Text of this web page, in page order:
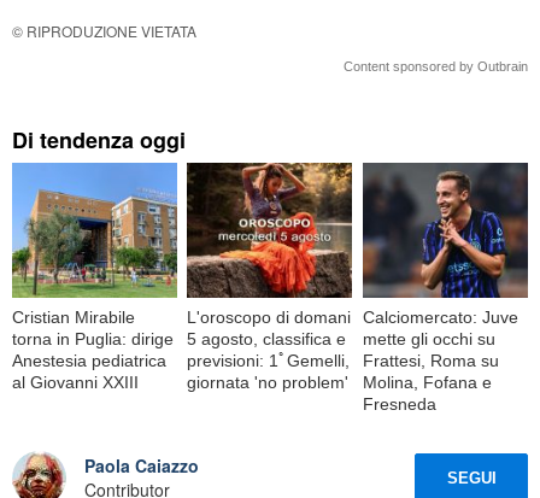
© RIPRODUZIONE VIETATA
Content sponsored by Outbrain
Di tendenza oggi
Cristian Mirabile
torna in Puglia: dirige
Anestesia pediatrica
al Giovanni XXIII
L'oroscopo di domani
5 agosto, classifica e
previsioni: 1ﾟGemelli,
giornata 'no problem'
Calciomercato: Juve
mette gli occhi su
Frattesi, Roma su
Molina, Fofana e
Fresneda
Paola Caiazzo
Contributor
SEGUI